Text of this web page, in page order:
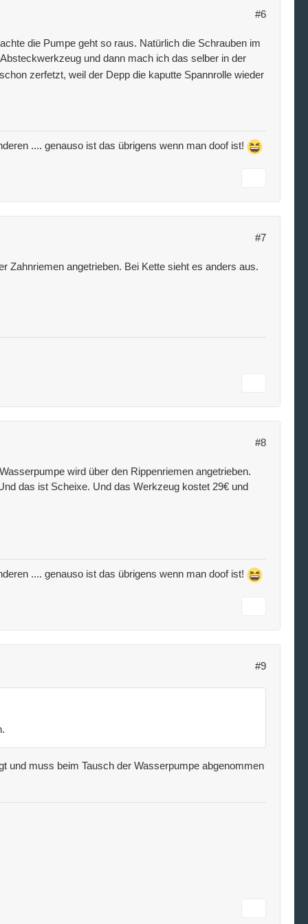
#6
die Pumpe geht so raus. Natürlich die Schrauben im
und dann mach ich das selber in der
zerfetzt, weil der Depp die kaputte Spannrolle wieder
.... genauso ist das übrigens wenn man doof ist!
#7
Zahnriemen angetrieben. Bei Kette sieht es anders aus.
#8
wird über den Rippenriemen angetrieben.
das ist Scheixe. Und das Werkzeug kostet 29€ und
.... genauso ist das übrigens wenn man doof ist!
#9
und muss beim Tausch der Wasserpumpe abgenommen